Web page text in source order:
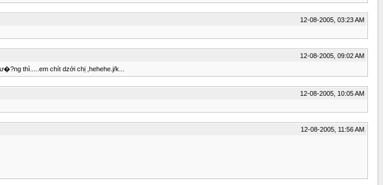
12-08-2005, 03:23 AM
12-08-2005, 09:02 AM
thì.....em chít dzới chị ,hehehe.j/k...
12-08-2005, 10:05 AM
12-08-2005, 11:56 AM